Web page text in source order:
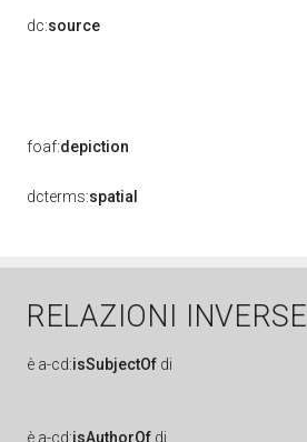
dc:source
foaf:depiction
dcterms:spatial
RELAZIONI INVERSE
è a-cd:isSubjectOf di
è a-cd:isAuthorOf di